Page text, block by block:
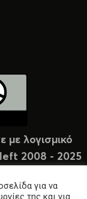
με λογισμικό
2008 - 2025
για να
της και για